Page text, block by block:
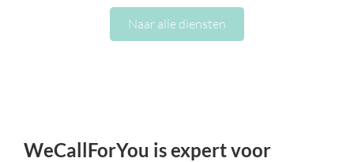
Naar alle diensten
WeCallForYou is expert voor